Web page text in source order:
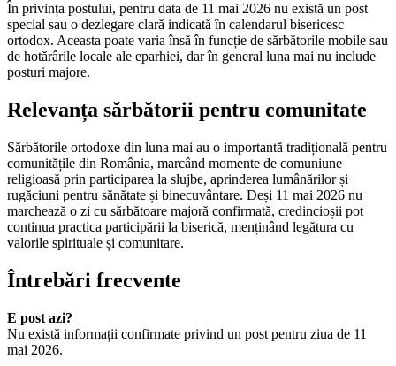
În privința postului, pentru data de 11 mai 2026 nu există un post
special sau o dezlegare clară indicată în calendarul bisericesc
ortodox. Aceasta poate varia însă în funcție de sărbătorile mobile sau
de hotărârile locale ale eparhiei, dar în general luna mai nu include
posturi majore.
Relevanța sărbătorii pentru comunitate
Sărbătorile ortodoxe din luna mai au o importantă tradițională pentru
comunitățile din România, marcând momente de comuniune
religioasă prin participarea la slujbe, aprinderea lumânărilor și
rugăciuni pentru sănătate și binecuvântare. Deși 11 mai 2026 nu
marchează o zi cu sărbătoare majoră confirmată, credincioșii pot
continua practica participării la biserică, menținând legătura cu
valorile spirituale și comunitare.
Întrebări frecvente
E post azi?
Nu există informații confirmate privind un post pentru ziua de 11
mai 2026.